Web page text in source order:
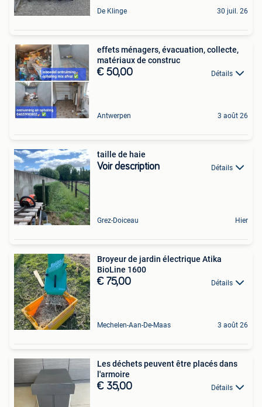
De Klinge 30 juil. 26
effets ménagers, évacuation, collecte,
matériaux de construc
€ 50,00 Détails
Antwerpen 3 août 26
taille de haie
Voir description Détails
Grez-Doiceau Hier
Broyeur de jardin électrique Atika
BioLine 1600
€ 75,00 Détails
Mechelen-Aan-De-Maas 3 août 26
Les déchets peuvent être placés dans
l'armoire
€ 35,00 Détails